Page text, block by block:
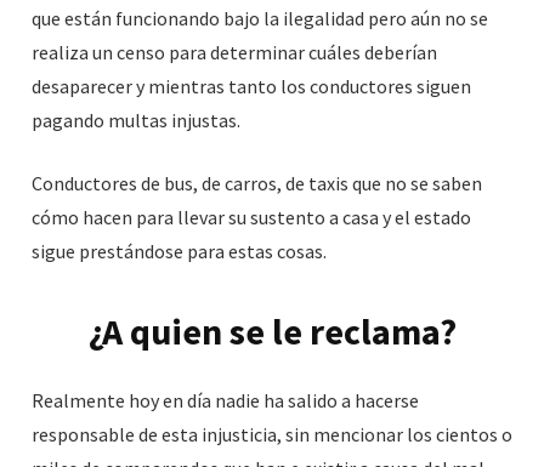
que están funcionando bajo la ilegalidad pero aún no se
realiza un censo para determinar cuáles deberían
desaparecer y mientras tanto los conductores siguen
pagando multas injustas.
Conductores de bus, de carros, de taxis que no se saben
cómo hacen para llevar su sustento a casa y el estado
sigue prestándose para estas cosas.
¿A quien se le reclama?
Realmente hoy en día nadie ha salido a hacerse
responsable de esta injusticia, sin mencionar los cientos o